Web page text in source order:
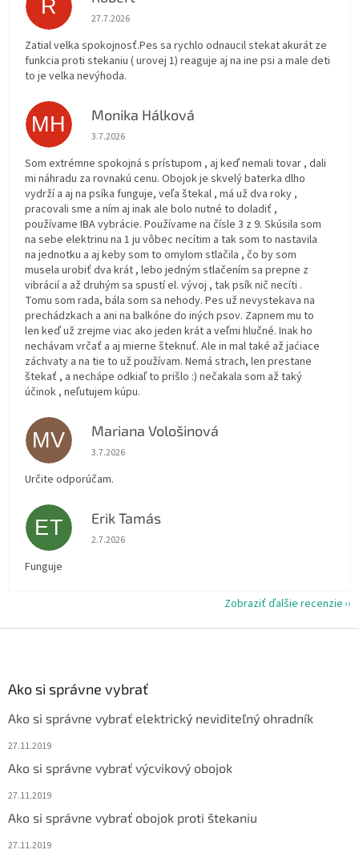
R Hodnotenie obchodu je 5 z 5 hviezdičiek.
27.7.2026
Zatial velka spokojnosť.Pes sa rychlo odnaucil stekat akurát ze
funkcia proti stekaniu ( urovej 1) reaguje aj na ine psi a male deti
to je velka nevýhoda.
MH Monika Hálková
Hodnotenie obchodu je 5 z 5 hviezdičiek.
3.7.2026
Som extrémne spokojná s prístupom , aj keď nemali tovar , dali
mi náhradu za rovnakú cenu. Obojok je skvelý baterka dlho
vydrží a aj na psíka funguje, veľa štekal , má už dva roky ,
pracovali sme a ním aj inak ale bolo nutné to doladiť ,
používame IBA vybrácie. Používame na čísle 3 z 9. Skúsila som
na sebe elektrinu na 1 ju vôbec necítim a tak som to nastavila
na jednotku a aj keby som to omylom stlačila , čo by som
musela urobiť dva krát , lebo jedným stlačením sa prepne z
vibrácií a až druhým sa spustí el. vývoj , tak psík nič necíti .
Tomu som rada, bála som sa nehody. Pes už nevystekava na
prechádzkach a ani na balkóne do iných psov. Zapnem mu to
len keď už zrejme viac ako jeden krát a veľmi hlučné. Inak ho
nechávam vrčať a aj mierne šteknuť. Ale in mal také až jaćiace
záchvaty a na tie to už používam. Nemá strach, len prestane
štekať , a nechápe odkiaľ to prišlo :) nečakala som až taký
účinok , neľutujem kúpu.
MV Mariana Vološinová
Hodnotenie obchodu je 5 z 5 hviezdičiek.
3.7.2026
Určite odporúčam.
ET Erik Tamás
Hodnotenie obchodu je 5 z 5 hviezdičiek.
2.7.2026
Funguje
Zobraziť ďalšie recenzie
Ako si správne vybrať
Ako si správne vybrať elektrický neviditeľný ohradník
27.11.2019
Ako si správne vybrať výcvikový obojok
27.11.2019
Ako si správne vybrať obojok proti štekaniu
27.11.2019